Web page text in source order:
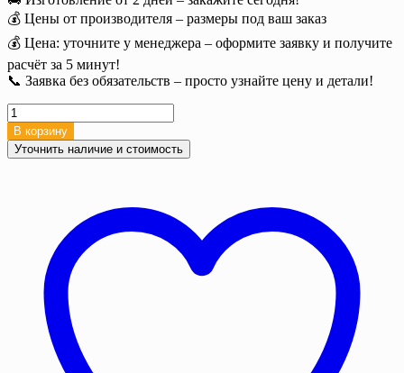
💰 Цены от производителя – размеры под ваш заказ
💰 Цена: уточните у менеджера – оформите заявку и получите
расчёт за 5 минут!
📞 Заявка без обязательств – просто узнайте цену и детали!
Количество
товара
Полог
тент
люверсами
В корзину
Уточнить наличие и стоимость